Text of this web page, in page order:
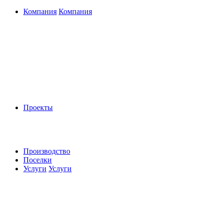
Компания Компания
Проекты
Производство
Поселки
Услуги Услуги